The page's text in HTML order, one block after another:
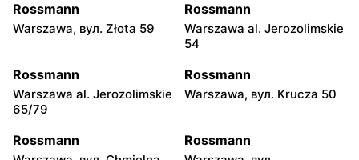
Rossmann
Warszawa, вул. Złota 59
Rossmann
Warszawa al. Jerozolimskie
54
Rossmann
Warszawa al. Jerozolimskie
65/79
Rossmann
Warszawa, вул. Krucza 50
Rossmann Rossmann